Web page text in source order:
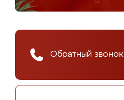
Обратный звонок